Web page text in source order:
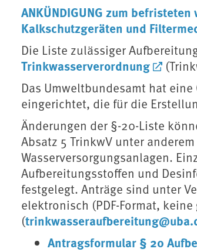
ANKÜNDIGUNG zum
Kalkschutzgeräten und
Die Liste zulässiger
Trinkwasserverordnung
Das Umweltbundesamt hat
eingerichtet, die für die
Änderungen der §-20-Liste
Absatz 5 TrinkwV unter
Wasserversorgungsanlagen.
Aufbereitungsstoffen und
festgelegt. Anträge sind unter
elektronisch (PDF-Format,
(
Antragsformular § 20